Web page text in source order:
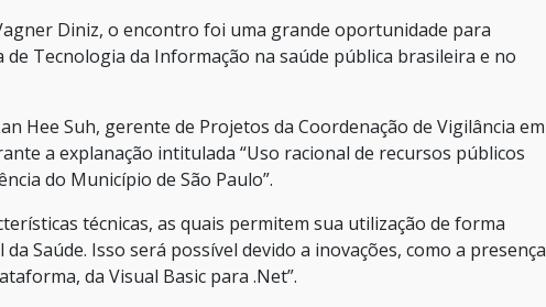
Diniz, o encontro foi uma grande oportunidade para
Tecnologia da Informação na saúde pública brasileira e no
Hee Suh, gerente de Projetos da Coordenação de Vigilância em
a explanação intitulada “Uso racional de recursos públicos
do Município de São Paulo”.
técnicas, as quais permitem sua utilização de forma
Saúde. Isso será possível devido a inovações, como a presença
da Visual Basic para .Net”.